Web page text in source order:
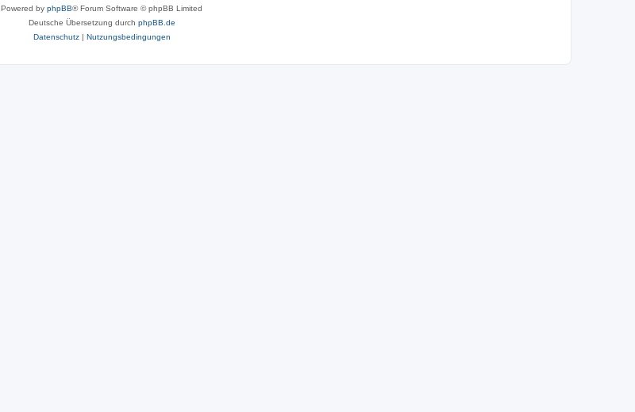
Powered by phpBB® Forum Software © phpBB Limited
Deutsche Übersetzung durch phpBB.de
Datenschutz| Nutzungsbedingungen